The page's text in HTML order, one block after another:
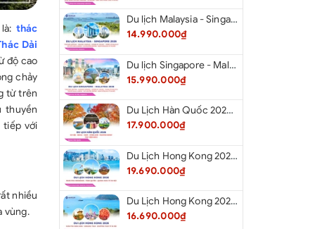
thác
Dải
độ cao
chảy
từ trên
thuyền
tiếp với
nhiều
vùng.
Du lịch Malaysia - Singapore 2026: Tour Đảo Sentosa - Madame Tussause - Garden By The Bay - Thành Cổ Malacca - Thủ Đô Kualalumpur - Cao Nguyên Genting - New Putrajaya từ Hà Nội
14.990.000₫
Du lịch Singapore - Malaysia 2026: Tour Đảo Sentosa - Madame Tussauds - Garden By The Bay - Thành cổ Malacca - Thủ đô Kuala Lumpur - Cao nguyên Genting - New Putrajaya từ Hà Nội
15.990.000₫
Du Lịch Hàn Quốc 2026: Hà Nội - Seoul - Nami - Everland - Painter Show - Thư Viện Sách
17.900.000₫
Du Lịch Hong Kong 2026: Khám phá Hongkong - Thâm Quyến - Quảng Châu từ Hà Nội
19.690.000₫
Du Lịch Hong Kong 2026: Khám phá Hong Kong - Dingding Tram - Shopping Tour từ Hà Nội
16.690.000₫